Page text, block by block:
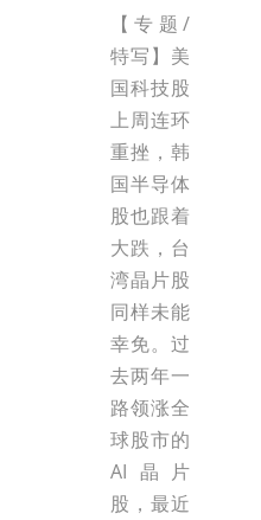
【专题/
特写】美
国科技股
上周连环
重挫，韩
国半导体
股也跟着
大跌，台
湾晶片股
同样未能
幸免。过
去两年一
路领涨全
球股市的
AI晶片
股，最近